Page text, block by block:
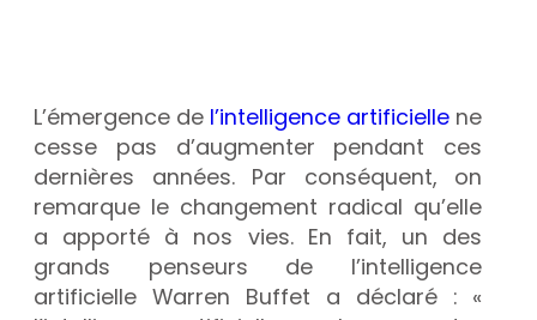
L’émergence de l’intelligence artificielle ne
cesse pas d’augmenter pendant ces
dernières années. Par conséquent, on
remarque le changement radical qu’elle
a apporté à nos vies. En fait, un des
grands penseurs de l’intelligence
artificielle Warren Buffet a déclaré : «